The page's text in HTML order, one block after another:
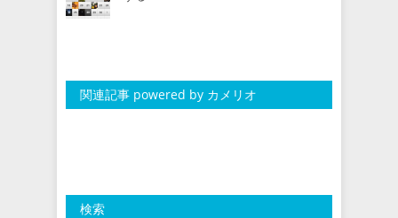
関連記事 powered by カメリオ
検索